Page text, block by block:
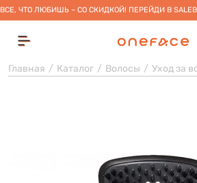
ВСЕ, ЧТО ЛЮБИШЬ – СО СКИДКОЙ! ПЕРЕЙДИ В SALE
Главная Каталог Волосы Уход за